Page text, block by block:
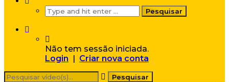
Não tem sessão iniciada.
Login
Criar nova conta